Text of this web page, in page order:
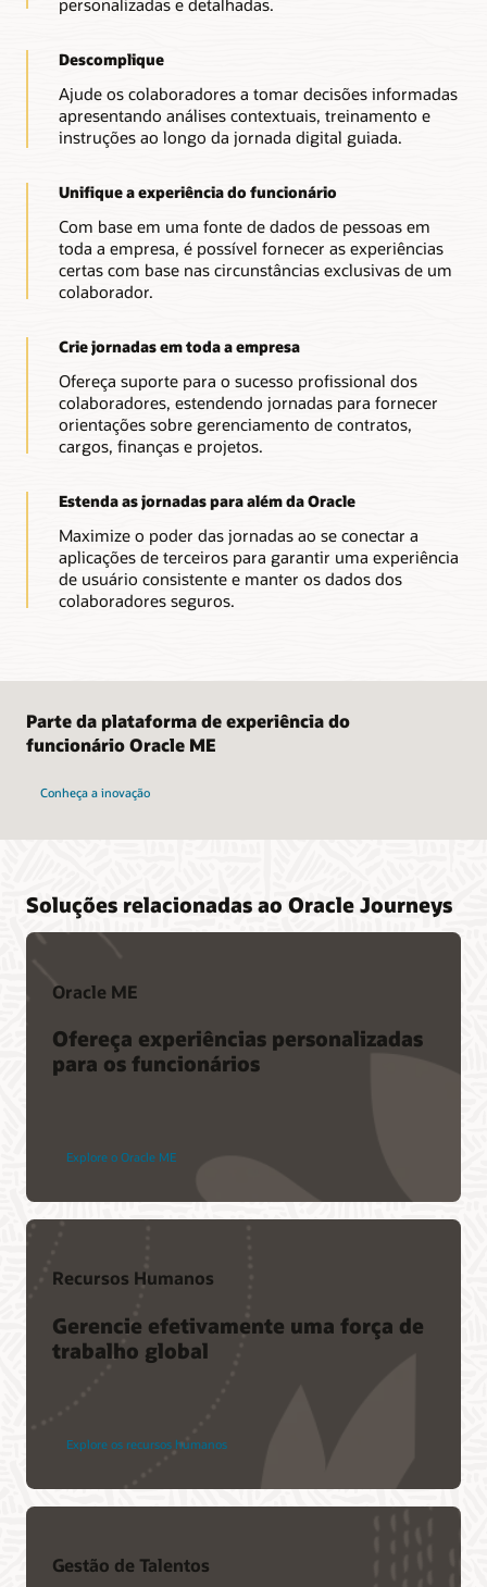
alinhamento, o crescimento e o sucesso.
Descomplique
Ajude os colaboradores a tomar decisões informadas
apresentando análises contextuais, treinamento e
instruções ao longo da jornada digital guiada.
Unifique a experiência do funcionário
Com base em uma fonte de dados de pessoas em
toda a empresa, é possível fornecer as experiências
certas com base nas circunstâncias exclusivas de um
colaborador.
Crie jornadas em toda a empresa
Ofereça suporte para o sucesso profissional dos
colaboradores, estendendo jornadas para fornecer
orientações sobre gerenciamento de contratos,
cargos, finanças e projetos.
Estenda as jornadas para além da Oracle
Maximize o poder das jornadas ao se conectar a
aplicações de terceiros para garantir uma experiência
de usuário consistente e manter os dados dos
colaboradores seguros.
Parte da plataforma de experiência do
funcionário Oracle ME
Conheça a inovação
Soluções relacionadas ao Oracle Journeys
Oracle ME
Ofereça experiências personalizadas
para os funcionários
Explore o Oracle ME
Recursos Humanos
Gerencie efetivamente uma força de
trabalho global
Explore os recursos humanos
Gestão de Talentos